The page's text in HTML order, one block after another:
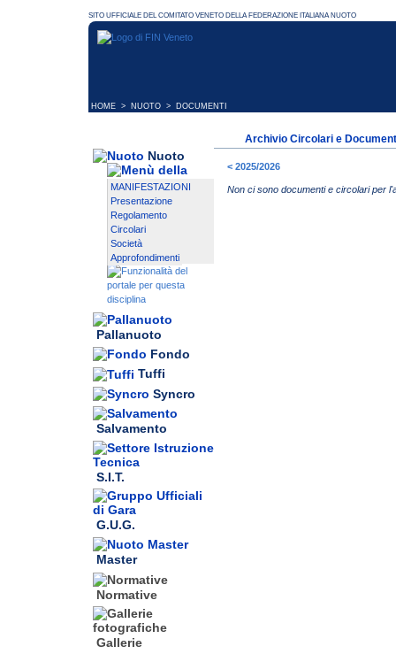
HOME > NUOTO > DOCUMENTI
Nuoto
MANIFESTAZIONI
Presentazione
Regolamento
Circolari
Società
Approfondimenti
Pallanuoto
Fondo
Tuffi
Syncro
Salvamento
S.I.T.
G.U.G.
Master
Normative
Gallerie
Archivio Circolari e
< 2025/2026
Non ci sono documenti e circolari per